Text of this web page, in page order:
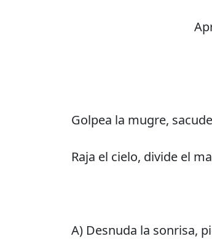
Golpea la mugre,
Raja el cielo, divide el
A) Desnuda la sonrisa,